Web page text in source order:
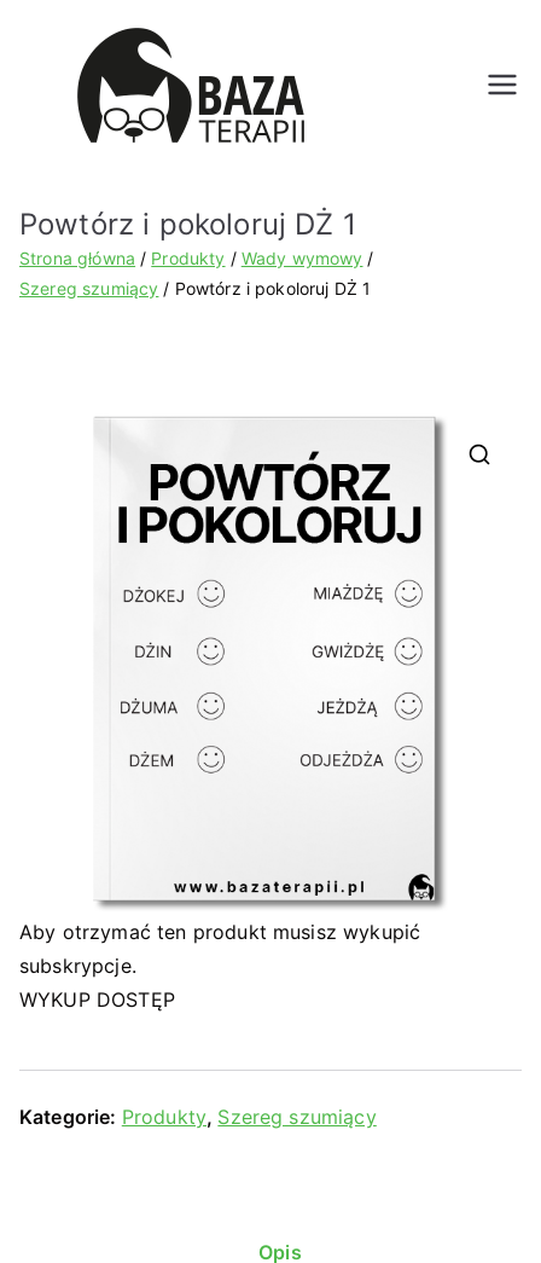
Bazat
pl
Powtórz i pokoloruj DŻ 1
Strona główna Produkty
Wady wymowy
Szereg szumiący
Powtórz i pokoloruj DŻ 1
Aby otrzymać ten produkt musisz wykupić
subskrypcje.
WYKUP DOSTĘP
Kategorie: Produkty, Szereg szumiący
Opis